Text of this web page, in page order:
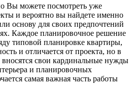
Вы можете посмотреть уже
и вероятно вы найдете именно
основу для своих предпочтений
Каждое планировочное решение
типовой планировке квартиры,
и отличается от проекта, но в
вносятся свои кардинальные нужды
и планировочных
самая важная часть работы